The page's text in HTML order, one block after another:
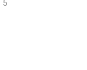
5